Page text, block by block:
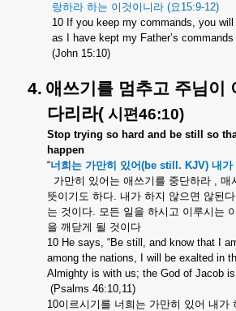
랑하라 하는 이것이니라 (요15:9-12)
10 If you keep my commands, you
as I have kept my Father’s
(John 15:10)
4. 애쓰기를 멈추고 주님이
다리라( 시편46:10)
Stop trying so hard and be still so
happen
“너희는 가만히 있어 (be still. KJV) 내가
가만히 있어는 애쓰기를 중단하라 , 매
뜻이기도 하다. 내가 하지 않으면 않된
는 것이다. 모든 일을 하시고 이루시는
을 깨닫게 될 것이다
10 He says, “Be still, and know that I
among the nations, I will be exalted in
Almighty is with us; the God of Jacob
(Psalms 46:10,11)
10이르시기를 너희는 가만히 있어 내가